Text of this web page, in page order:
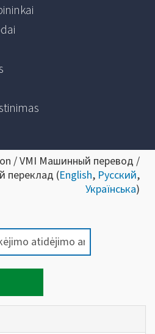
/ VMI Машинный перевод /
переклад (English, Русский,
Українська)